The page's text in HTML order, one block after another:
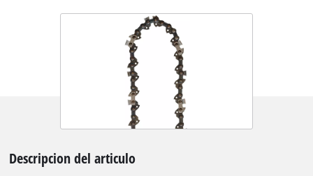
Descripcion del articulo